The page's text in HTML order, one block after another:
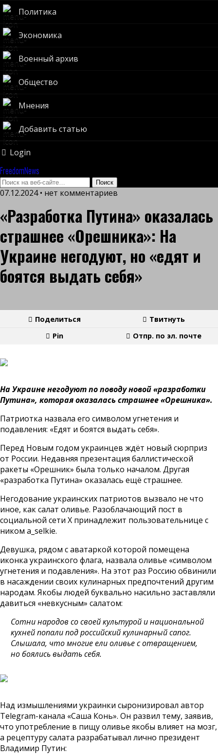
Политика
Экономика
Военный архив
Общество
Мнения
Добавить статью
Login
FreedomNews
07.12.2024 • нет комментариев
«Разработка Путина» оказалась
страшнее «Орешника»: На
Украине негодуют, но «едят и
боятся выдать себя»
Поделиться
Твитнуть
Pin
Отпр. по эл. почте
На Украине негодуют по поводу новой «разработки
Путина», которая оказалась страшнее «Орешника».
Патриотка назвала его символом угнетения и
подавления: «Едят и боятся выдать себя».
Перед Новым годом украинцев ждёт новый сюрприз
от России. Недавняя презентация баллистической
ракеты «Орешник» была только началом. Другая
«разработка Путина» оказалась ещё страшнее.
Негодование украинских патриотов вызвало не что
иное, как салат оливье. Разоблачающий пост в
социальной сети X принадлежит пользовательнице с
ником a_selkie.
Девушка, рядом с аватаркой которой помещена
иконка украинского флага, назвала оливье «символом
угнетения и подавления». На этот раз Россию обвинили
в насаждении своих кулинарных предпочтений другим
народам. Якобы людей буквально насильно заставляли
давиться «невкусным» салатом:
Сотни народов со своей культурой и национальной
кухней попали под российский кулинарный сапог.
Слышала, что многие ели оливье с отвращением,
но боялись выдать себя.
Над измышлениями украинки сыронизировал автор
Telegram-канала «Саша Конь». Он развил тему, заявив,
что употребление в пищу оливье якобы влияет на мозг,
а рецептуру салата разрабатывал лично президент
Владимир Путин: